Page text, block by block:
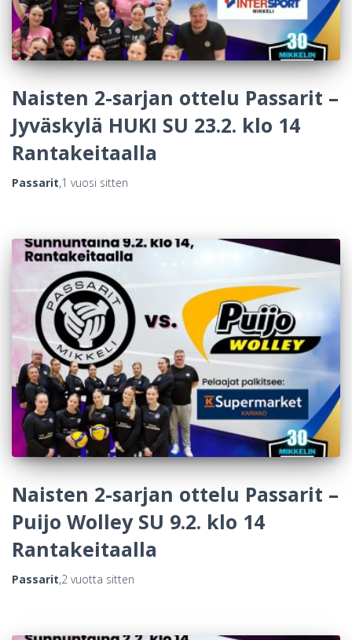
Naisten 2-sarjan ottelu Passarit –
Jyväskylä HUKI SU 23.2. klo 14
Rantakeitaalla
Passarit,1 vuosi sitten
Naisten 2-sarjan ottelu Passarit –
Puijo Wolley SU 9.2. klo 14
Rantakeitaalla
Passarit,2 vuotta sitten